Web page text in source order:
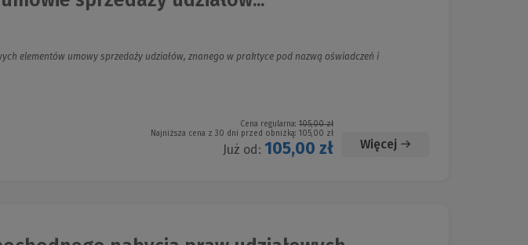
elementów umowy sprzedaży udziałów, znanego w praktyce pod nazwą oświadczeń i
Cena regularna: 105,00 zł
Najniższa cena z 30 dni przed obniżką: 105,00 zł
Już od: 105,00 zł Więcej